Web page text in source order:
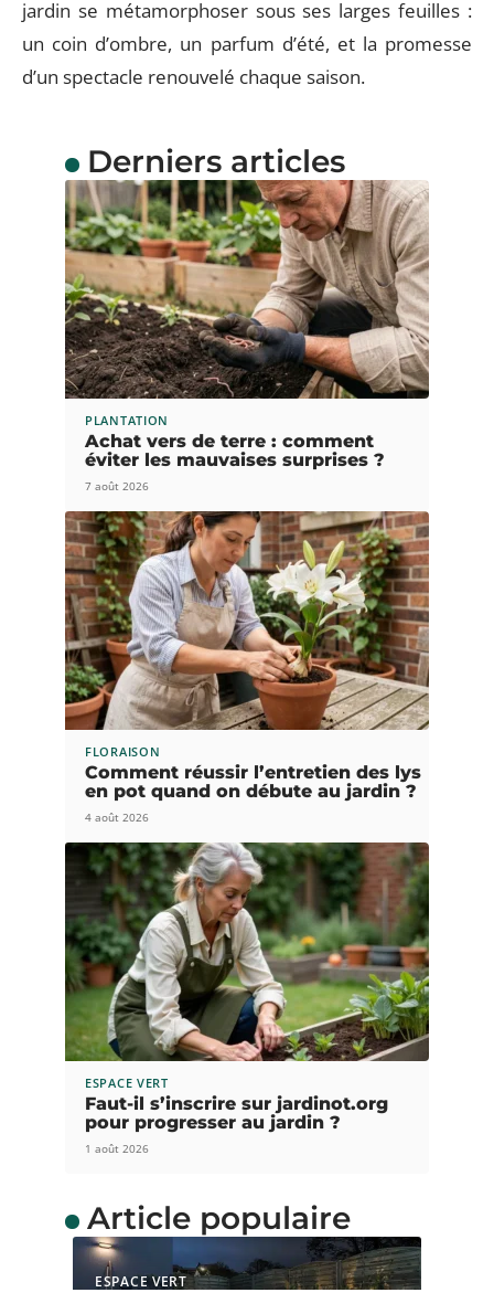
jardin se métamorphoser sous ses larges feuilles :
un coin d’ombre, un parfum d’été, et la promesse
d’un spectacle renouvelé chaque saison.
Derniers articles
PLANTATION
Achat vers de terre : comment
éviter les mauvaises surprises ?
7 août 2026
FLORAISON
Comment réussir l’entretien des lys
en pot quand on débute au jardin ?
4 août 2026
ESPACE VERT
Faut-il s’inscrire sur jardinot.org
pour progresser au jardin ?
1 août 2026
Article populaire
ESPACE VERT